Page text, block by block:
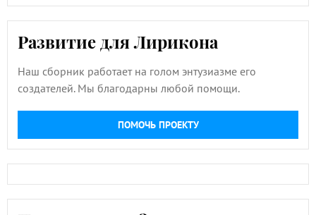
Развитие для Лирикона
Наш сборник работает на голом энтузиазме его
создателей. Мы благодарны любой помощи.
ПОМОЧЬ ПРОЕКТУ